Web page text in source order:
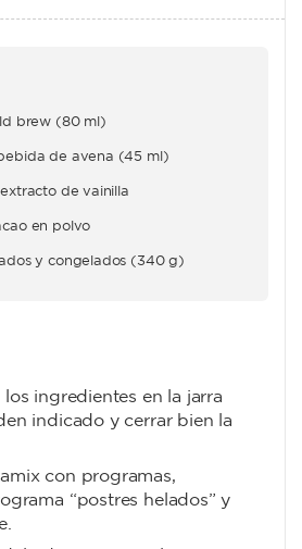
brew (80 ml)
de avena (45 ml)
de vainilla
en polvo
y congelados (340 g)
ingredientes en la jarra
indicado y cerrar bien la
con programas,
“postres helados” y